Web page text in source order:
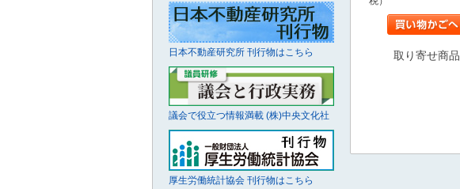
取り寄せ商品
日本不動産研究所 刊行物はこちら
議会で役立つ情報満載 (株)中央文化社
厚生労働統計協会 刊行物はこちら